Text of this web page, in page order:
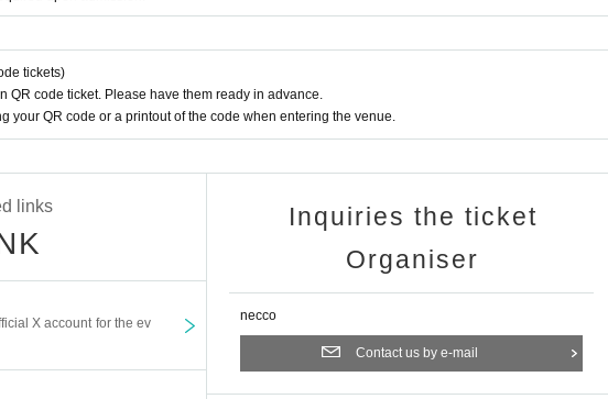
知るキャストが、特撮レジェンド夫婦の下に創り上げた『特撮のオモチャ
られる瞬間を、その目で見届けて欲しい。
白蛇の妖怪ハンターとの間にひとつの戦いがあった。 その戦いでヤマタノオ
れた。 そして妖怪ハンターと常に共にあった付喪神は、その娘を守る為に彼
だった。
妖怪ハンター・謝花雛（木下友里）に告白し、付き合い？はじめ、妖怪退治
に恋心を寄せる狐巫女の山口七海（森實りこ）も大和の為に妖怪退治を手
伊神昴（黒田勇樹）も別の妖怪を狩っていた。そこに伊神を「お兄ちゃん」
tickets)
QR code ticket. Please have them ready in advance.
your QR code or a printout of the code when entering the venue.
links
X account for the ev
Inquiries the ticket
Organiser
necco
Contact us by e-mail